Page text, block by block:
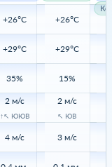
+26°C
+29°C
35%
2 м/с
↑↖ ЮЮВ
4 м/с
+26°C
+29°C
15%
2 м/с
↖ ЮВ
3 м/с